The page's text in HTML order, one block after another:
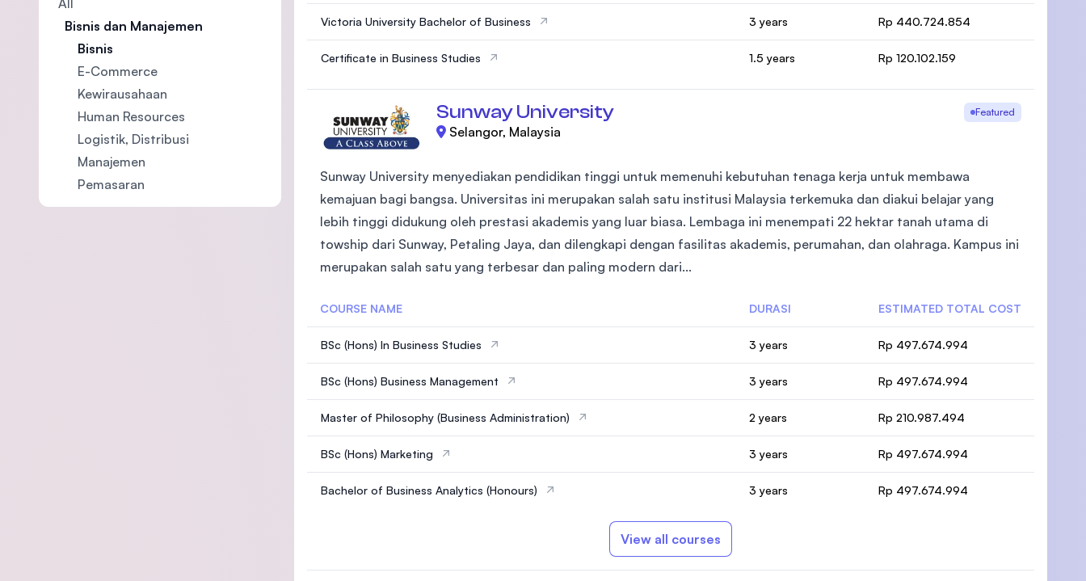
SEGi University Kota Damansara
All
Bisnis dan Manajemen
Bisnis
E-Commerce
Kewirausahaan
Human Resources
Logistik, Distribusi
Manajemen
Pemasaran
Victoria University Bachelor of Business 3 years Rp 440.724.854
Certificate in Business Studies 1.5 years Rp 120.102.159
Sunway University Featured
Selangor, Malaysia
Sunway University menyediakan pendidikan tinggi untuk memenuhi kebutuhan tenaga kerja untuk membawa
kemajuan bagi bangsa. Universitas ini merupakan salah satu institusi Malaysia terkemuka dan diakui belajar yang
lebih tinggi didukung oleh prestasi akademis yang luar biasa. Lembaga ini menempati 22 hektar tanah utama di
towship dari Sunway, Petaling Jaya, dan dilengkapi dengan fasilitas akademis, perumahan, dan olahraga. Kampus ini
merupakan salah satu yang terbesar dan paling modern dari...
COURSE NAME DURASI ESTIMATED TOTAL COST
BSc (Hons) In Business Studies 3 years Rp 497.674.994
BSc (Hons) Business Management 3 years Rp 497.674.994
Master of Philosophy (Business Administration) 2 years Rp 210.987.494
BSc (Hons) Marketing 3 years Rp 497.674.994
Bachelor of Business Analytics (Honours) 3 years Rp 497.674.994
View all courses